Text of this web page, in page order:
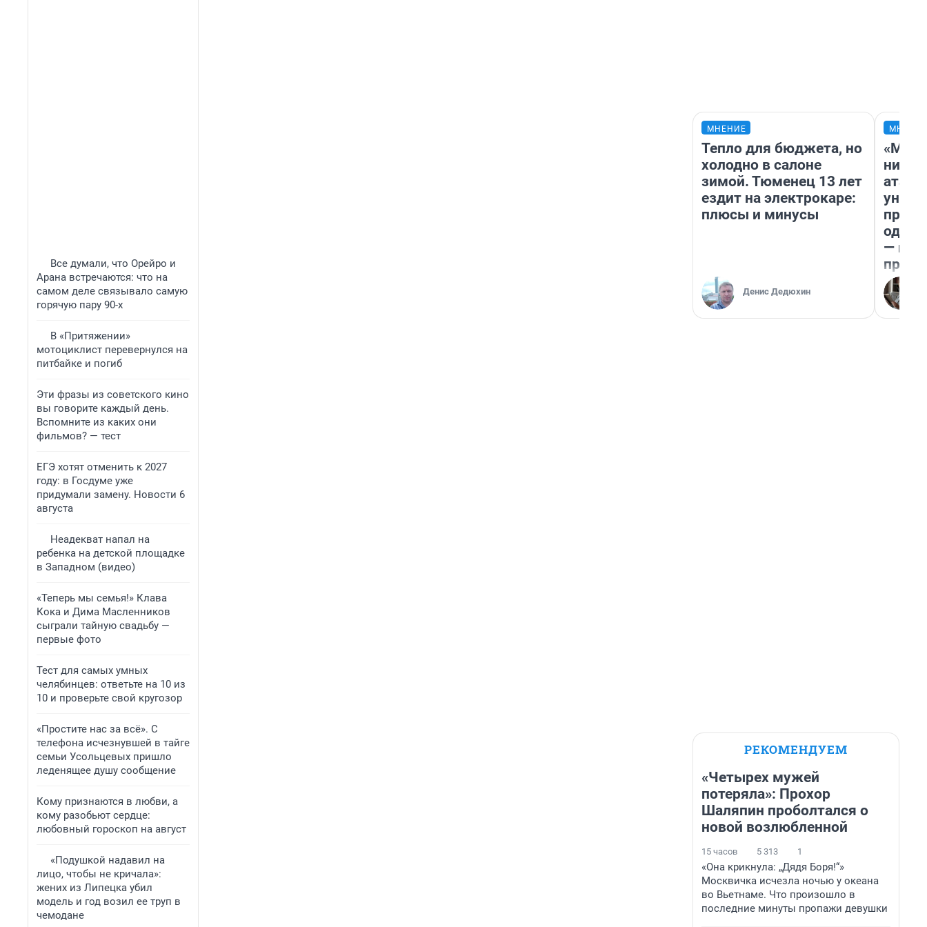
Все думали, что Орейро и
Арана встречаются: что на
самом деле связывало самую
горячую пару 90-х
В «Притяжении»
мотоциклист перевернулся на
питбайке и погиб
Эти фразы из советского кино
вы говорите каждый день.
Вспомните из каких они
фильмов? — тест
ЕГЭ хотят отменить к 2027
году: в Госдуме уже
придумали замену. Новости 6
августа
Неадекват напал на
ребенка на детской площадке
в Западном (видео)
«Теперь мы семья!» Клава
Кока и Дима Масленников
сыграли тайную свадьбу —
первые фото
Тест для самых умных
челябинцев: ответьте на 10 из
10 и проверьте свой кругозор
«Простите нас за всё». С
телефона исчезнувшей в тайге
семьи Усольцевых пришло
леденящее душу сообщение
Кому признаются в любви, а
кому разобьют сердце:
любовный гороскоп на август
«Подушкой надавил на
лицо, чтобы не кричала»:
жених из Липецка убил
модель и год возил ее труп в
чемодане
МНЕНИЕ
Тепло для бюджета, но
холодно в салоне
зимой. Тюменец 13 лет
ездит на электрокаре:
плюсы и минусы
Денис Дедюхин
атаки
—
РЕКОМЕНДУЕМ
«Четырех мужей
потеряла»: Прохор
Шаляпин проболтался о
новой возлюбленной
15 часов 5 313 1
«Она крикнула: „Дядя Боря!“»
Москвичка исчезла ночью у океана
во Вьетнаме. Что произошло в
последние минуты пропажи девушки